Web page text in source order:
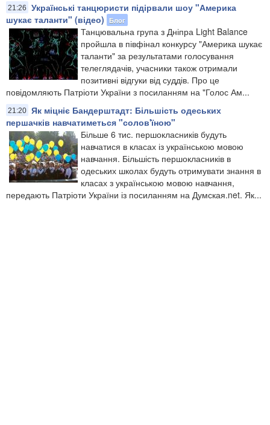
21:26
Українські танцюристи підірвали шоу "Америка
шукає таланти" (відео)
Блог
​Танцювальна група з Дніпра Light Balance
пройшла в півфінал конкурсу "Америка шукає
таланти" за результатами голосування
телеглядачів, учасники також отримали
позитивні відгуки від суддів. Про це
повідомляють Патріоти України з посиланням на "Голос Ам...
21:20 Як міцніє Бандерштадт: Більшість одеських
першачків навчатиметься "солов'їною"
Більше 6 тис. першокласників будуть
навчатися в класах із українською мовою
навчання. Більшість першокласників в
одеських школах будуть отримувати знання в
класах з українською мовою навчання,
передають Патріоти України із посиланням на Думская.net. Як...